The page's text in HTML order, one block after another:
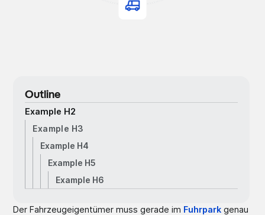
Outline
Example H2
Example H3
Example H4
Example H5
Example H6
Der Fahrzeugeigentümer muss gerade im Fuhrparkgenau